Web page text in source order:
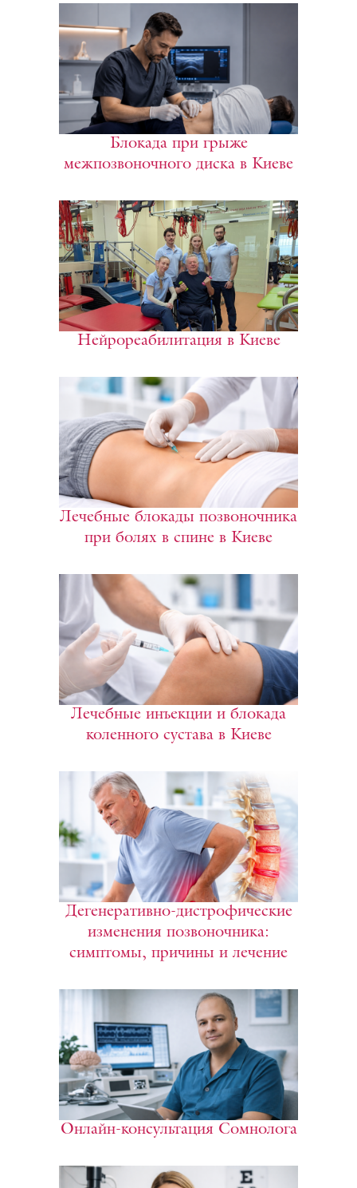
Блокада при грыже
межпозвоночного диска в Киеве
Нейрореабилитация в Киеве
Лечебные блокады позвоночника
при болях в спине в Киеве
Лечебные инъекции и блокада
коленного сустава в Киеве
Дегенеративно-дистрофические
изменения позвоночника:
симптомы, причины и лечение
Онлайн-консультация Сомнолога